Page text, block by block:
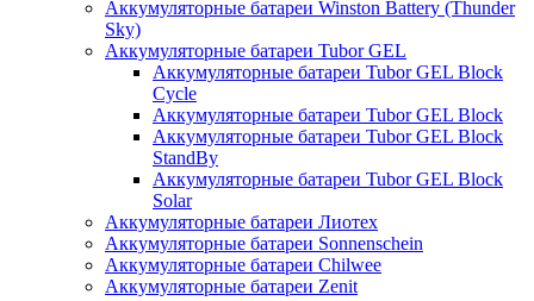
Аккумуляторные батареи Winston Battery (Thunder
Sky)
Аккумуляторные батареи Tubor GEL
Аккумуляторные батареи Tubor GEL Block
Cycle
Аккумуляторные батареи Tubor GEL Block
Аккумуляторные батареи Tubor GEL Block
StandBy
Аккумуляторные батареи Tubor GEL Block
Solar
Аккумуляторные батареи Лиотех
Аккумуляторные батареи Sonnenschein
Аккумуляторные батареи Chilwee
Аккумуляторные батареи Zenit